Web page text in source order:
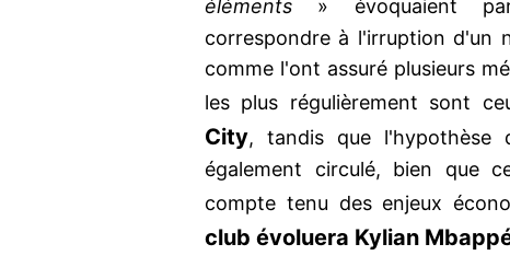
éléments » évoquaient
correspondre à l'irruption d'un
comme l'ont assuré plusieurs
les plus régulièrement sont
City, tandis que l'hypothèse
également circulé, bien que
compte tenu des enjeux
club évoluera Kylian